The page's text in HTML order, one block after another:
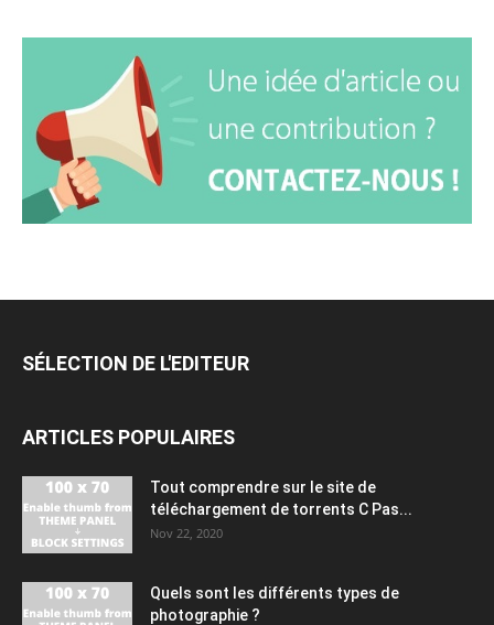
SÉLECTION DE L'EDITEUR
ARTICLES POPULAIRES
Tout comprendre sur le site de
téléchargement de torrents C Pas...
Nov 22, 2020
Quels sont les différents types de
photographie ?